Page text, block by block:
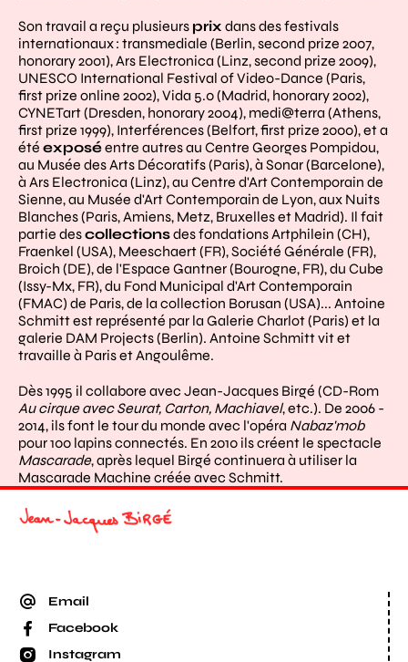
Son travail a reçu plusieurs prix dans des festivals
internationaux : transmediale (Berlin, second prize 2007,
honorary 2001), Ars Electronica (Linz, second prize 2009),
UNESCO International Festival of Video-Dance (Paris,
first prize online 2002), Vida 5.0 (Madrid, honorary 2002),
CYNETart (Dresden, honorary 2004), medi@terra (Athens,
first prize 1999), Interférences (Belfort, first prize 2000), et a
été exposéentre autres au Centre Georges Pompidou,
au Musée des Arts Décoratifs (Paris), à Sonar (Barcelone),
à Ars Electronica (Linz), au Centre d'Art Contemporain de
Sienne, au Musée d'Art Contemporain de Lyon, aux Nuits
Blanches (Paris, Amiens, Metz, Bruxelles et Madrid). Il fait
partie descollectionsdes fondations Artphilein (CH),
Fraenkel (USA), Meeschaert (FR), Société Générale (FR),
Broich (DE), de l'Espace Gantner (Bourogne, FR), du Cube
(Issy-Mx, FR), du Fond Municipal d'Art Contemporain
(FMAC) de Paris, de la collection Borusan (USA)... Antoine
Schmitt est représenté par la Galerie Charlot (Paris) et la
galerie DAM Projects (Berlin). Antoine Schmitt vit et
travaille à Paris et Angoulême.
Dès 1995 il collabore avec Jean-Jacques Birgé (CD-Rom
Au cirque avec Seurat, Carton, Machiavel, etc.). De 2006 -
2014, ils font le tour du monde avec l'opéra Nabaz'mob
pour 100 lapins connectés. En 2010 ils créent le spectacle
Mascarade, après lequel Birgé continuera à utiliser la
Mascarade Machine créée avec Schmitt.
Email
Facebook
Instagram